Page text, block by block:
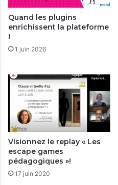
Quand les plugins
enrichissent la plateforme
!
1 juin 2026
Visionnez le replay « Les
escape games
pédagogiques »!
17 juin 2020